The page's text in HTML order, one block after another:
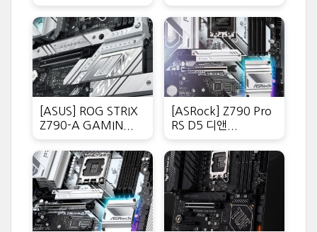
[ASUS] ROG STRIX
Z790-A GAMIN...
[ASRock] Z790 Pro
RS D5 디앤...